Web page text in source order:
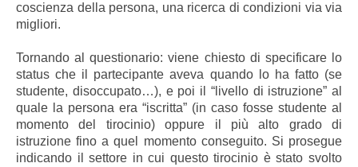
coscienza della persona, una ricerca di condizioni via via
migliori.
Tornando al questionario: viene chiesto di specificare lo
status che il partecipante aveva quando lo ha fatto (se
studente, disoccupato…), e poi il “livello di istruzione” al
quale la persona era “iscritta” (in caso fosse studente al
momento del tirocinio) oppure il più alto grado di
istruzione fino a quel momento conseguito. Si prosegue
indicando il settore in cui questo tirocinio è stato svolto